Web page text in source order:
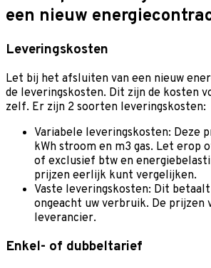
een nieuw
Leveringskosten
Let bij het afsluiten van een nieuw
de leveringskosten. Dit zijn de kosten
zelf. Er zijn 2 soorten leveringskosten:
Variabele leveringskosten: Deze
kWh stroom en m3 gas. Let erop
of exclusief btw en
prijzen eerlijk kunt vergelijken.
Vaste leveringskosten: Dit
ongeacht uw verbruik. De prijzen
leverancier.
Enkel- of dubbeltarief